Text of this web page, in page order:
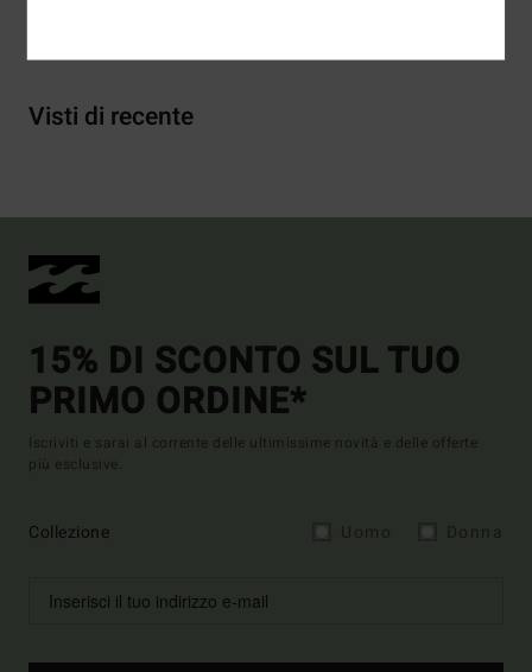
Visti di recente
15% DI SCONTO SUL TUO
PRIMO ORDINE*
Iscriviti e sarai al corrente delle ultimissime novità e delle offerte
più esclusive.
Collezione